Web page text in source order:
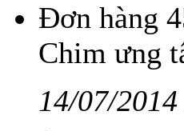
Đơn hàng
Chim ưng
14/07/